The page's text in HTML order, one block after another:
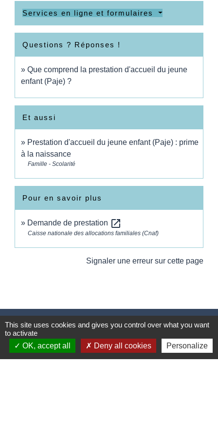
Services en ligne et formulaires
Questions ? Réponses !
Que comprend la prestation d'accueil du jeune
enfant (Paje) ?
Et aussi
Prestation d'accueil du jeune enfant (Paje) : prime
à la naissance
Famille - Scolarité
Pour en savoir plus
Demande de prestation open_in_new
Caisse nationale des allocations familiales (Cnaf)
Signaler une erreur sur cette page
Contacts
Commune de Wickerschwihr
37 Grand'Rue
This site uses cookies and gives you control over what you want
to activate
OK, accept all
Deny all cookies Personalize